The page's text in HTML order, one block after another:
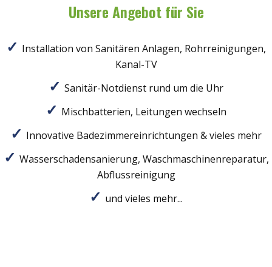
Unsere Angebot für Sie
Installation von Sanitären Anlagen, Rohrreinigungen,
Kanal-TV
Sanitär-Notdienst rund um die Uhr
Mischbatterien, Leitungen wechseln
Innovative Badezimmereinrichtungen & vieles mehr
Wasserschadensanierung, Waschmaschinenreparatur,
Abflussreinigung
und vieles mehr...